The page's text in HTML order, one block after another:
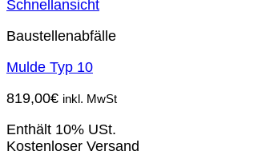
Schnellansicht
Baustellenabfälle
Mulde Typ 10
819,00€ inkl. MwSt
Enthält 10% USt.
Kostenloser Versand